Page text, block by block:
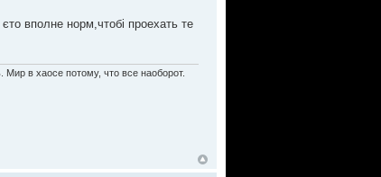
вполне норм,чтобі проехать те
в хаосе потому, что все наоборот.